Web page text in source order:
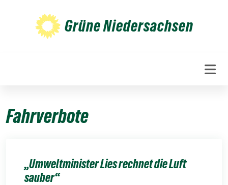
Grüne Niedersachsen
Fahrverbote
„Umweltminister Lies rechnet die Luft
sauber“